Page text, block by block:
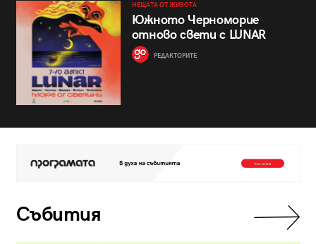
НЕЩАТА ОТ ЖИВОТА
Южното Черноморие
отново свети с LUNAR
РЕДАКТОРИТЕ
Събития